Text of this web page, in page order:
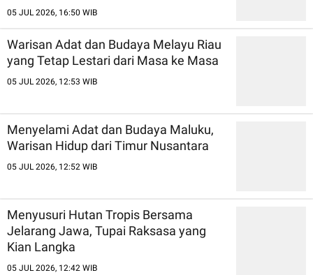
05 JUL 2026, 16:50 WIB
Warisan Adat dan Budaya Melayu Riau
yang Tetap Lestari dari Masa ke Masa
05 JUL 2026, 12:53 WIB
Menyelami Adat dan Budaya Maluku,
Warisan Hidup dari Timur Nusantara
05 JUL 2026, 12:52 WIB
Menyusuri Hutan Tropis Bersama
Jelarang Jawa, Tupai Raksasa yang
Kian Langka
05 JUL 2026, 12:42 WIB